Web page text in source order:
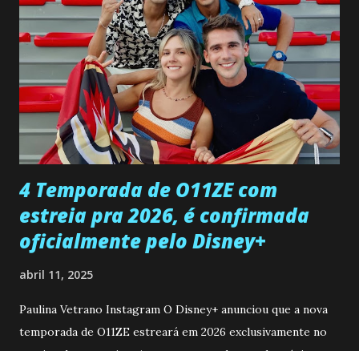
entra no quarto de Gabriel e imagina como seria o
encontro deles, quando conseguir seduzi-lo. Manuel avisa a
Paula sobre a suposta infidelidade de Gabriel com Joana.
Rogerio consegue se livrar de todas as suspeitas pelo
desaparecimento de Francisco, apontando que ele poderia
ter sido vítima da fúria de Gabriel. Artur informa a Gabriel
que a clínica inseminou por engano outra paciente, que está
...
4 Temporada de O11ZE com
estreia pra 2026, é confirmada
oficialmente pelo Disney+
abril 11, 2025
Paulina Vetrano Instagram O Disney+ anunciou que a nova
temporada de O11ZE estreará em 2026 exclusivamente no